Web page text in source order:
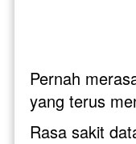
Pernah
yang terus
Rasa sakit